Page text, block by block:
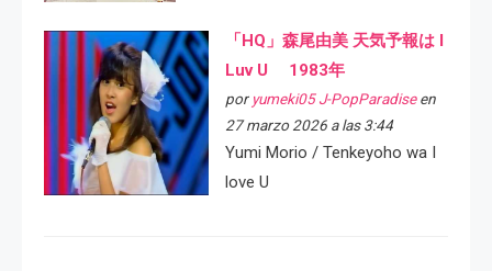
「HQ」森尾由美 天気予報は I
Luv U 1983年
por yumeki05 J-PopParadiseen
27 marzo 2026 a las 3:44
Yumi Morio / Tenkeyoho wa I
love U